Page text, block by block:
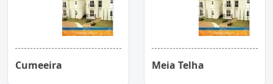
Cumeeira Meia Telha